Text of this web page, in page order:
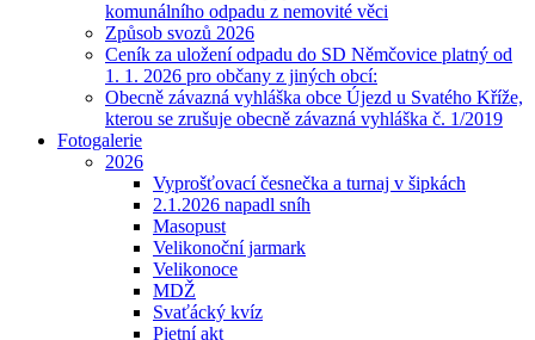
komunálního odpadu z nemovité věci
Způsob svozů 2026
Ceník za uložení odpadu do SD Němčovice platný od
1. 1. 2026 pro občany z jiných obcí:
Obecně závazná vyhláška obce Újezd u Svatého Kříže,
kterou se zrušuje obecně závazná vyhláška č. 1/2019
Fotogalerie
2026
Vyprošťovací česnečka a turnaj v šipkách
2.1.2026 napadl sníh
Masopust
Velikonoční jarmark
Velikonoce
MDŽ
Svaťácký kvíz
Pietní akt